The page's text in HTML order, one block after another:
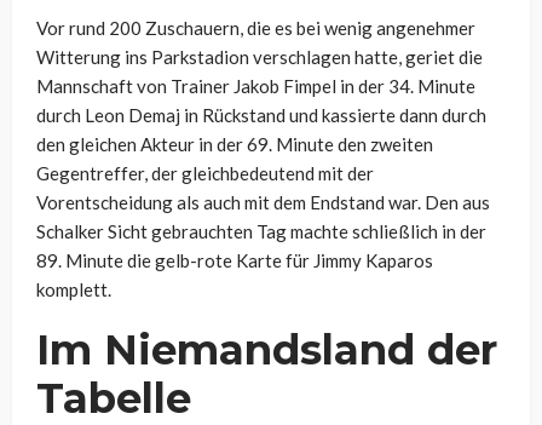
Vor rund 200 Zuschauern, die es bei wenig angenehmer
Witterung ins Parkstadion verschlagen hatte, geriet die
Mannschaft von Trainer Jakob Fimpel in der 34. Minute
durch Leon Demaj in Rückstand und kassierte dann durch
den gleichen Akteur in der 69. Minute den zweiten
Gegentreffer, der gleichbedeutend mit der
Vorentscheidung als auch mit dem Endstand war. Den aus
Schalker Sicht gebrauchten Tag machte schließlich in der
89. Minute die gelb-rote Karte für Jimmy Kaparos
komplett.
Im Niemandsland der
Tabelle